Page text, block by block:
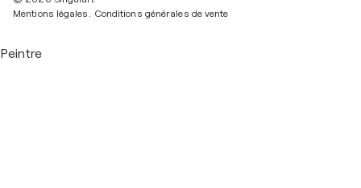
Mentions légales.
Conditions générales de vente
Peintre